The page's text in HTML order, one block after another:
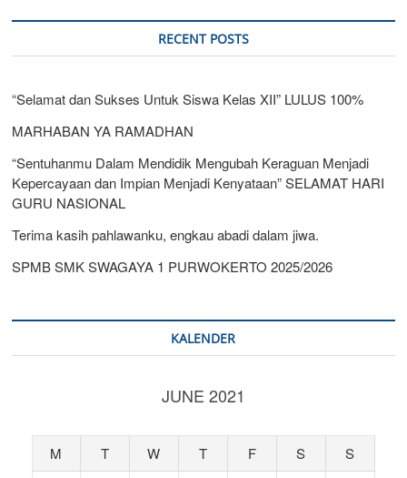
RECENT POSTS
“Selamat dan Sukses Untuk Siswa Kelas XII” LULUS 100%
MARHABAN YA RAMADHAN
“Sentuhanmu Dalam Mendidik Mengubah Keraguan Menjadi
Kepercayaan dan Impian Menjadi Kenyataan” SELAMAT HARI
GURU NASIONAL
Terima kasih pahlawanku, engkau abadi dalam jiwa.
SPMB SMK SWAGAYA 1 PURWOKERTO 2025/2026
KALENDER
JUNE 2021
M T W T F S
S